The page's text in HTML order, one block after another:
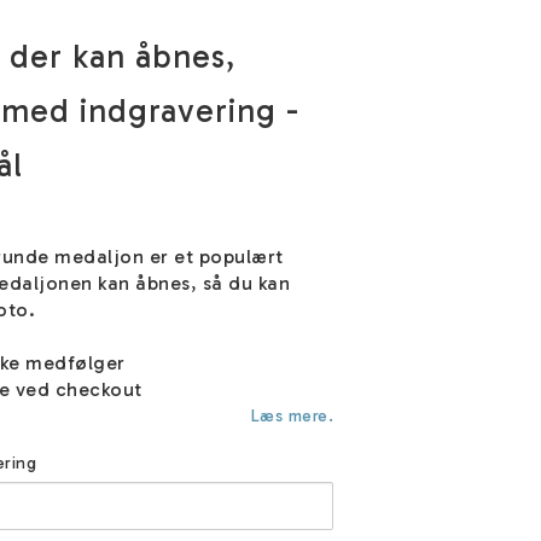
kan åbnes,
indgravering -
medaljon er et populært
kan åbnes, så du kan
medfølger
ved checkout
Læs mere.